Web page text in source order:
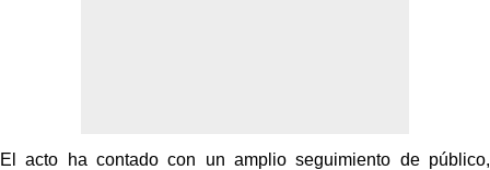
El acto ha contado con un amplio seguimiento de público,